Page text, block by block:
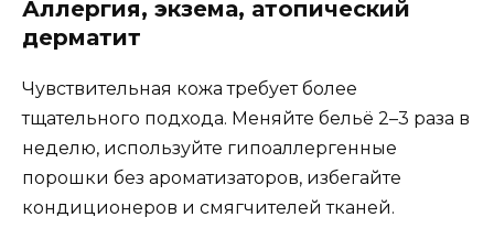
Аллергия, экзема, атопический
дерматит
Чувствительная кожа требует более
тщательного подхода. Меняйте бельё 2–3 раза в
неделю, используйте гипоаллергенные
порошки без ароматизаторов, избегайте
кондиционеров и смягчителей тканей.